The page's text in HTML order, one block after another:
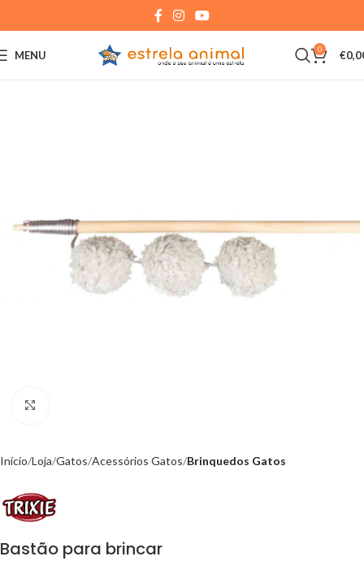
MENU 0 €
Início Loja Gatos Acessórios Gatos Brinquedos Gatos
Bastão para brincar